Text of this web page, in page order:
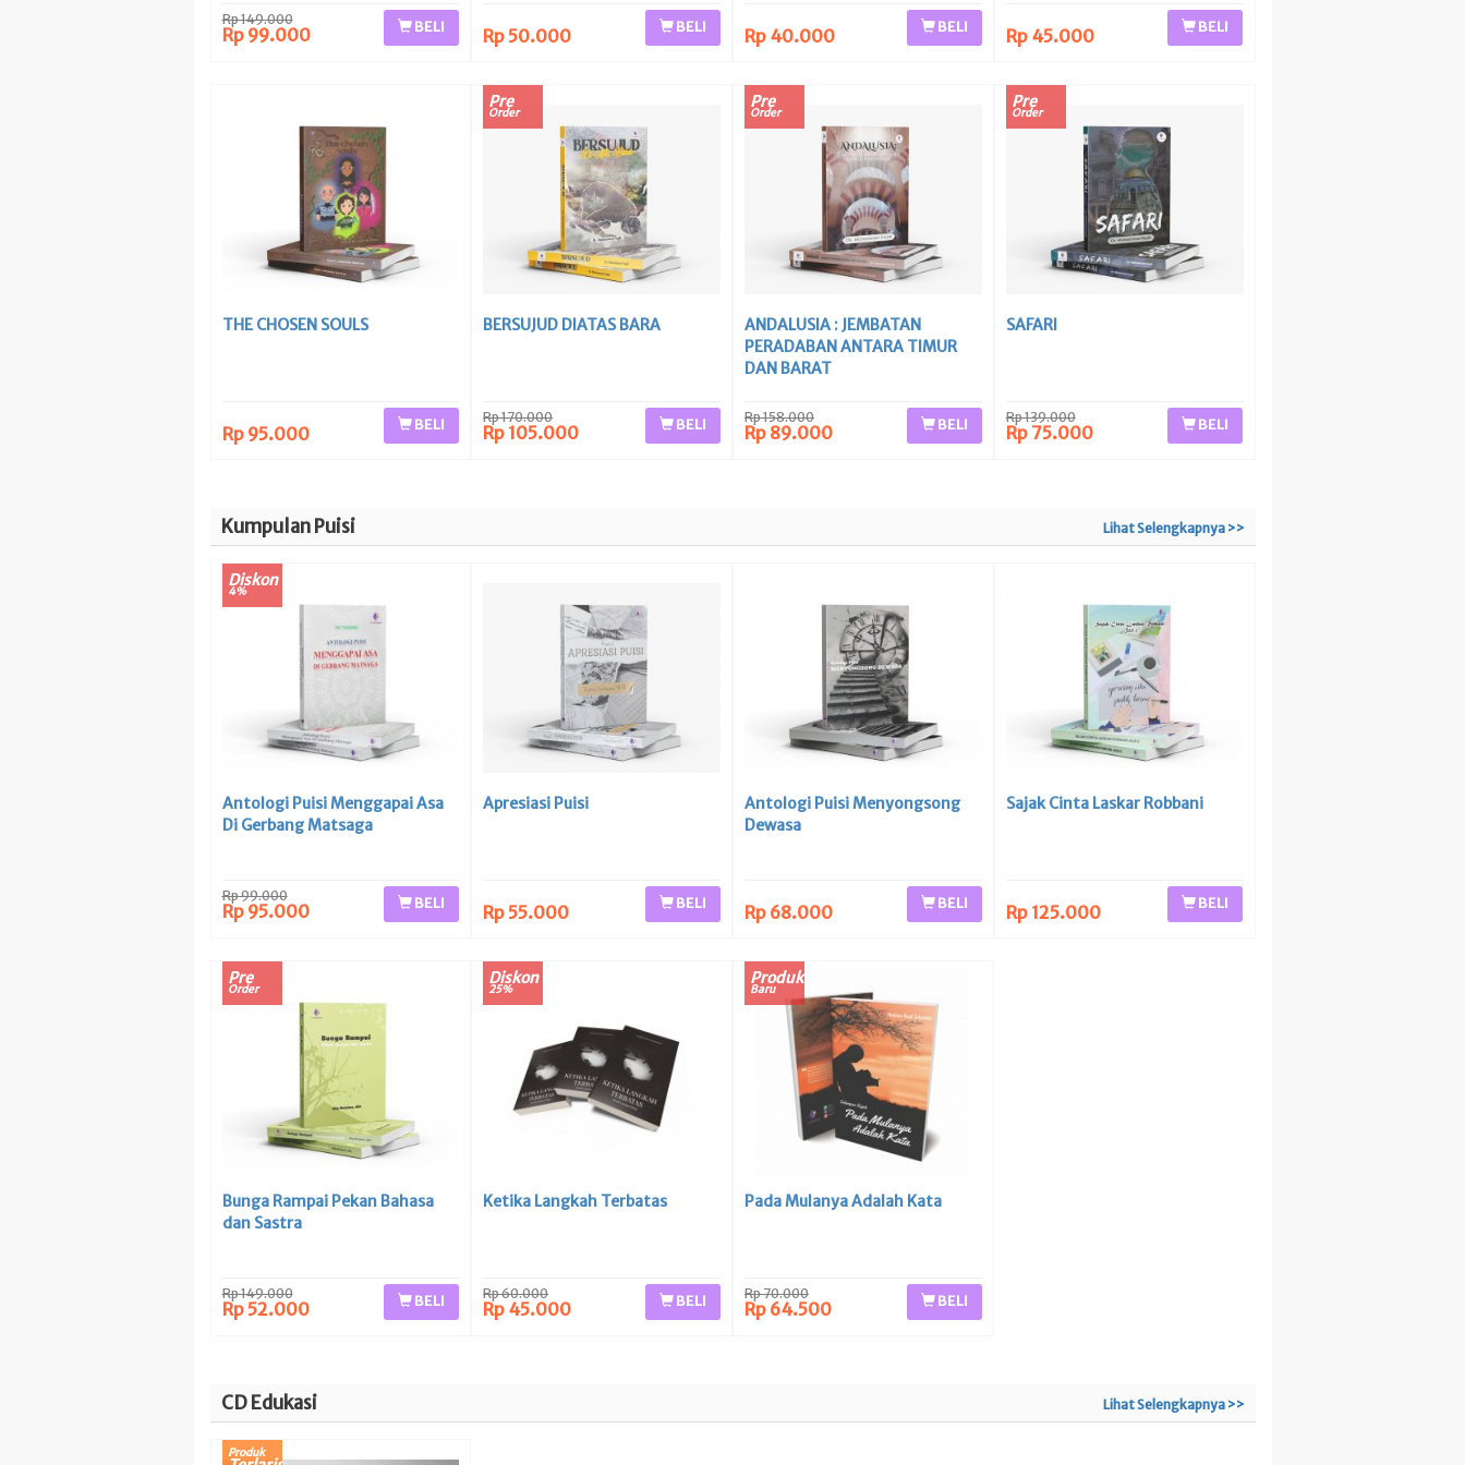
Rp 149.000
Rp 99.000 BELI Rp 50.000 BELI Rp 40.000 BELI Rp 45.000 BELI
THE CHOSEN SOULS
Rp 95.000 BELI
Pre
Order
BERSUJUD DIATAS BARA
Rp 170.000
Rp 105.000 BELI
Pre
Order
ANDALUSIA : JEMBATAN
PERADABAN ANTARA TIMUR
DAN BARAT
Rp 158.000
Rp 89.000 BELI
Pre
Order
SAFARI
Rp 139.000
Rp 75.000 BELI
Kumpulan Puisi Lihat Selengkapnya >>
Diskon
4%
Antologi Puisi Menggapai Asa
Di Gerbang Matsaga
Rp 99.000
Rp 95.000 BELI
Apresiasi Puisi
Rp 55.000 BELI
Antologi Puisi Menyongsong
Dewasa
Rp 68.000 BELI
Sajak Cinta Laskar Robbani
Rp 125.000 BELI
Pre
Order
Bunga Rampai Pekan Bahasa
dan Sastra
Rp 149.000
Rp 52.000 BELI
Diskon
25%
Ketika Langkah Terbatas
Rp 60.000
Rp 45.000 BELI
Produk
Baru
Pada Mulanya Adalah Kata
Rp 70.000
Rp 64.500 BELI
CD Edukasi Lihat Selengkapnya >>
Produk